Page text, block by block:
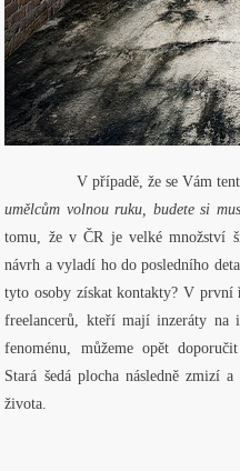
V případě, že se Vám
umělcům volnou ruku, budete si
tomu, že v ČR je velké množství
návrh a vyladí ho do posledního
tyto osoby získat kontakty? V první
freelancerů, kteří mají inzeráty na
fenoménu, můžeme opět
Stará šedá plocha následně zmizí
života.